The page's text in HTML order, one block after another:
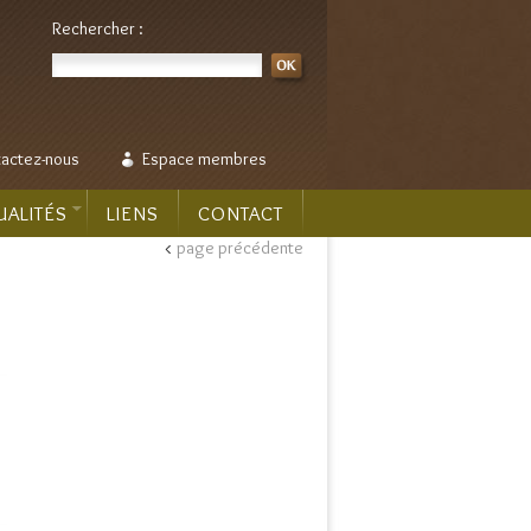
Rechercher :
nous Espace membres
LIENS CONTACT
< page précédente